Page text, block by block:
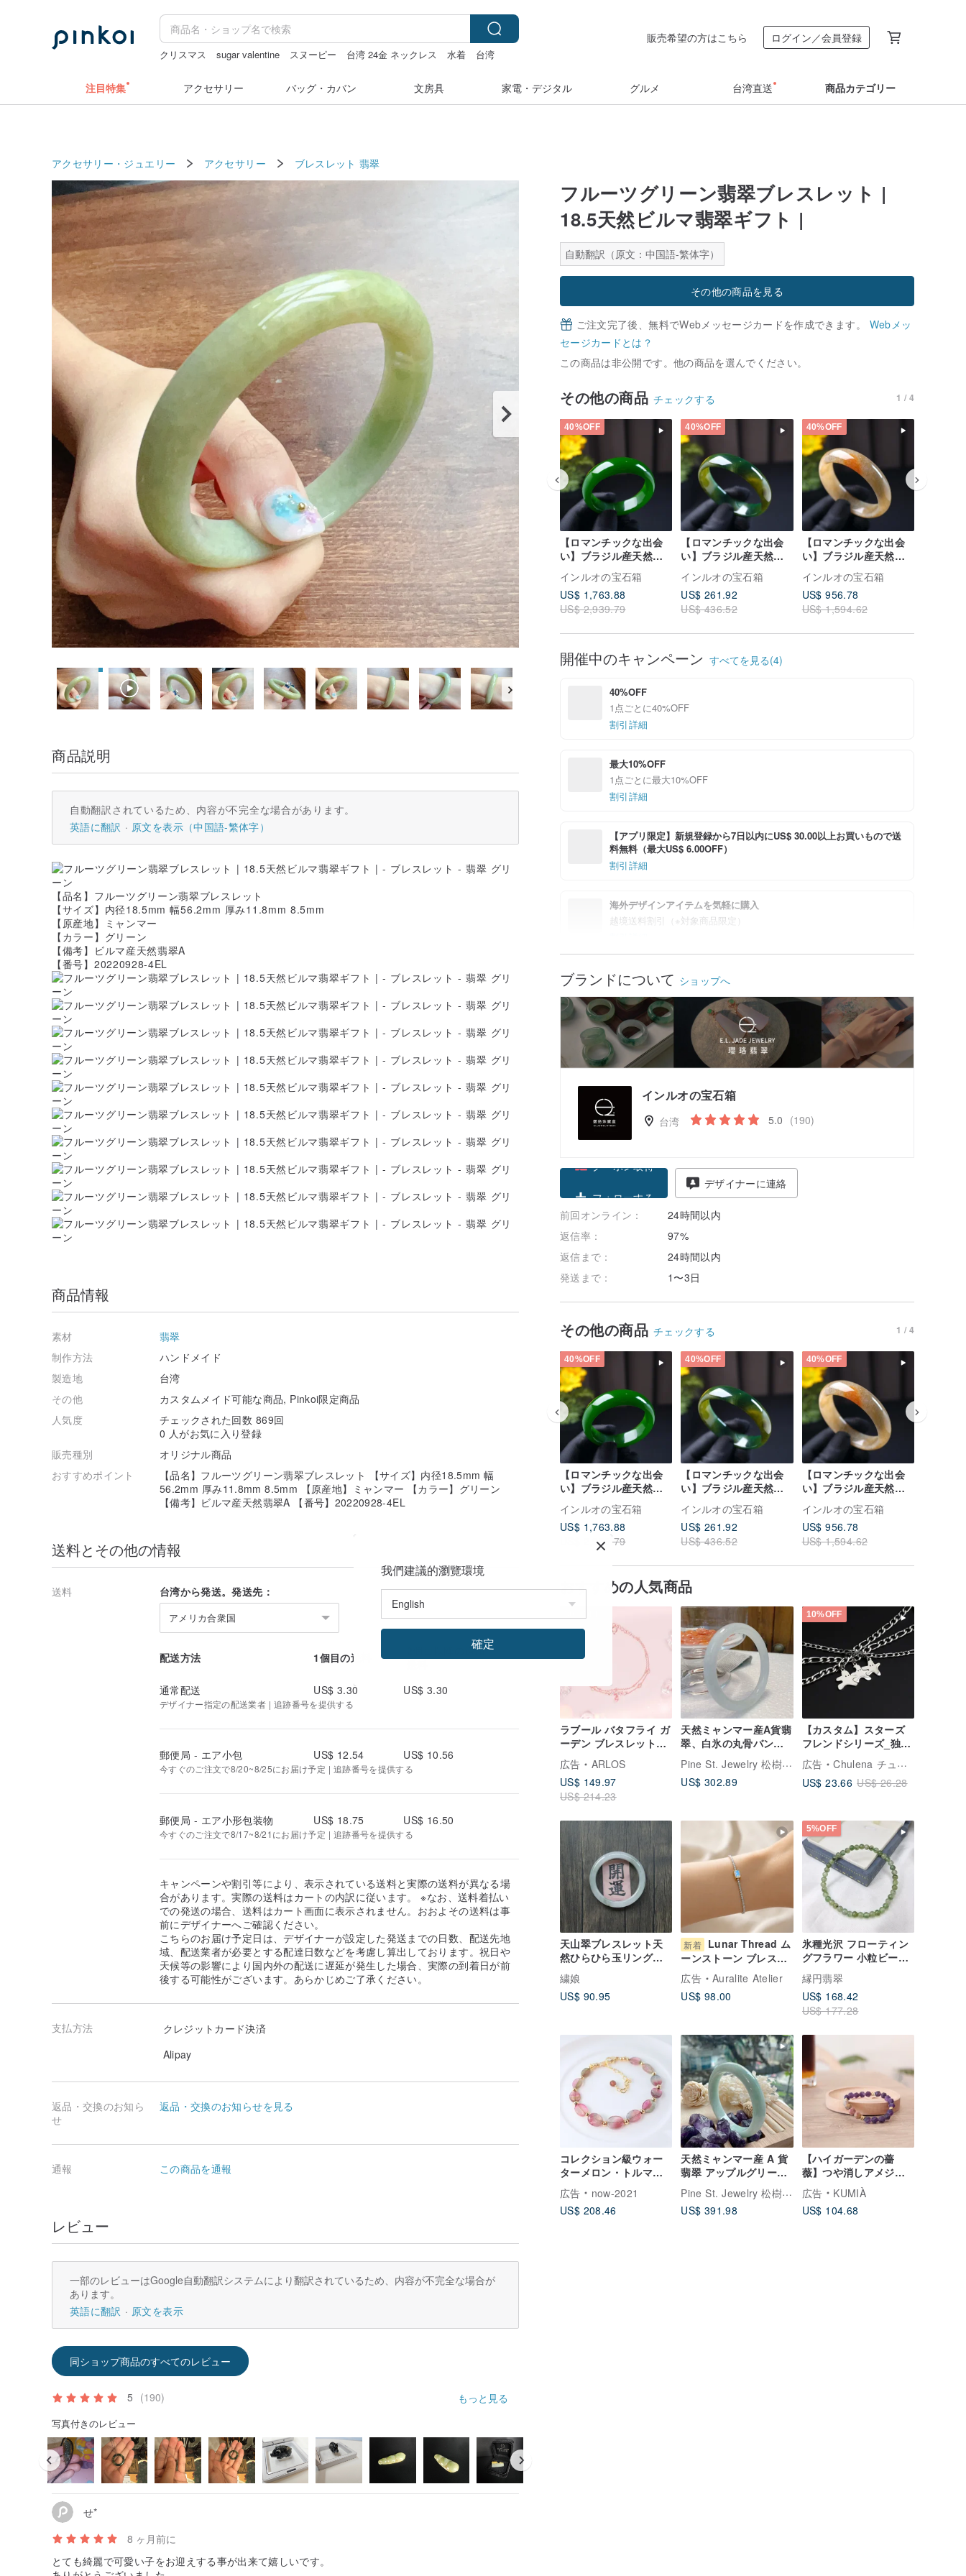
クリスマス sugar valentine スヌーピー 台湾 24金 ネックレス 水着
台湾
販売希望の方はこちら ログイン／会員登録
注目特集 アクセサリー バッグ・カバン 文房具 家電・デジタル グルメ 台湾直送 商品カテゴリー
アクセサリー・ジュエリー アクセサリー ブレスレット 翡翠
フルーツグリーン翡翠ブレスレット |
18.5天然ビルマ翡翠ギフト |
自動翻訳（原文：中国語-繁体字）
その他の商品を見る
ご注文完了後、無料でWebメッセージカードを作成できます。 Webメッ
セージカードとは？
この商品は非公開です。他の商品を選んでください。
その他の商品 チェックする 1 / 4
40%OFF
【ロマンチックな出会
い】ブラジル産天然グ
リーンカルセドニーバ
ングル | 天然カルセド
ニー | ギフト
インルオの宝石箱
US$ 1,763.88
US$ 2,939.79
40%OFF
【ロマンチックな出会
い】ブラジル産天然グ
リーンフローライトカ
ルセドニーバングル |
天然カルセドニー | ギ
フトに
インルオの宝石箱
US$ 261.92
US$ 436.52
40%OFF
【ロマンチックな出会
い】ブラジル産天然イ
エローレッドフローカ
ルセドニーバングル |
天然カルセドニー | ギ
フトに
インルオの宝石箱
US$ 956.78
US$ 1,594.62
開催中のキャンペーン すべてを見る(4)
40%OFF
1点ごとに40%OFF
割引詳細
最大10%OFF
1点ごとに最大10%OFF
割引詳細
【アプリ限定】新規登録から7日以内にUS$ 30.00以上お買いもので送
料無料（最大US$ 6.00OFF）
割引詳細
海外デザインアイテムを気軽に購入
越境送料割引（※対象商品限定）
ブランドについて ショップへ
インルオの宝石箱
台湾 5.0 (190)
フォローする
デザイナーに連絡
前回オンライン：
24時間以内
返信率：
97%
返信まで：
24時間以内
発送まで：
1〜3日
その他の商品 チェックする 1 / 4
40%OFF
【ロマンチックな出会
い】ブラジル産天然グ
リーンカルセドニーバ
ングル | 天然カルセド
ニー | ギフト
インルオの宝石箱
US$ 1,763.88
US$ 2,939.79
40%OFF
【ロマンチックな出会
い】ブラジル産天然グ
リーンフローライトカ
ルセドニーバングル |
天然カルセドニー | ギ
フトに
インルオの宝石箱
US$ 261.92
US$ 436.52
40%OFF
【ロマンチックな出会
い】ブラジル産天然イ
エローレッドフローカ
ルセドニーバングル |
天然カルセドニー | ギ
フトに
インルオの宝石箱
US$ 956.78
US$ 1,594.62
おすすめの人気商品
ラブール バタフライ ガ
ーデン ブレスレット
(ローズゴールド)
広告
ARLOS
US$ 149.97
US$ 214.23
天然ミャンマー産A貨翡
翠、白氷の丸骨バング
ル、美人を彩る翡翠の
腕輪
Pine St. Jewelry 松樹街ファインジュエリー
US$ 302.89
10%OFF
【カスタム】スターズ
フレンドシリーズ_独自
デザインチャーム/組み
合わせ可能ブレスレッ
ト/サージカルステンレ
広告
Chulena チュレナ
US$ 23.66 US$ 26.28
天山翠ブレスレット天
然ひらひら玉リングギ
フトボックスカスタマ
イズ可能
繍娘
US$ 90.95
新着 Lunar Thread ム
ーンストーン ブレスレ
ット | 天然石 925シル
バー
広告
Auralite Atelier
US$ 98.00
5%OFF
氷種光沢 フローティン
グフラワー 小粒ビーズ
ブレスレット | 天然ミ
ャンマー産A貨翡翠
縁円翡翠
US$ 168.42
US$ 177.28
コレクション級ウォー
ターメロン・トルマリ
ンブレスレット 天然バ
イカラートルマリン ピ
ンクとグリーンのグラ
広告
now-2021
US$ 208.46
天然ミャンマー産 A 貨
翡翠 アップルグリーン
福バングル 美しい翡翠
バングル 母の日ギフト
Pine St. Jewelry 松樹街ファインジュエリー
US$ 391.98
【ハイガーデンの薔
薇】つや消しアメジス
ト・ピカソ ジャスパ
ー・腕飾。知恵・イン
スピレーション・楽観
広告
KUMIÀ
US$ 104.68
商品説明
自動翻訳されているため、内容が不完全な場合があります。
英語に翻訳
原文を表示（中国語-繁体字）
【品名】フルーツグリーン翡翠ブレスレット
【サイズ】内径18.5mm 幅56.2mm 厚み11.8mm 8.5mm
【原産地】ミャンマー
【カラー】グリーン
【備考】ビルマ産天然翡翠A
【番号】20220928-4EL
商品情報
素材
翡翠
制作方法
ハンドメイド
製造地
台湾
その他
カスタムメイド可能な商品, Pinkoi限定商品
人気度
チェックされた回数 869回
0 人がお気に入り登録
販売種別
オリジナル商品
おすすめポイント
【品名】フルーツグリーン翡翠ブレスレット 【サイズ】内径18.5mm 幅
56.2mm 厚み11.8mm 8.5mm 【原産地】ミャンマー 【カラー】グリーン
【備考】ビルマ産天然翡翠A 【番号】20220928-4EL
送料とその他の情報
送料 台湾から発送。発送先：
アメリカ合衆国
配送方法 1個目の送料
2個目以降の追加
通常配送
US$ 3.30 US$ 3.30
デザイナー指定の配送業者 | 追跡番号を提供する
郵便局 - エア小包 US$ 12.54 US$ 10.56
今すぐのご注文で8/20~8/25にお届け予定 | 追跡番号を提供する
郵便局 - エア小形包装物 US$ 18.75 US$ 16.50
今すぐのご注文で8/17~8/21にお届け予定 | 追跡番号を提供する
キャンペーンや割引等により、表示されている送料と実際の送料が異なる場
合があります。実際の送料はカートの内訳に従います。 ※なお、送料着払い
での発送の場合、送料はカート画面に表示されません。おおよその送料は事
前にデザイナーへご確認ください。
こちらのお届け予定日は、デザイナーが設定した発送までの日数、配送先地
域、配送業者が必要とする配達日数などを考慮し算出しております。祝日や
天候等の影響により国内外の配送に遅延が発生した場合、実際の到着日が前
後する可能性がございます。あらかじめご了承ください。
支払方法
クレジットカード決済
Alipay
返品・交換のお知ら
せ
返品・交換のお知らせを見る
通報 この商品を通報
レビュー
一部のレビューはGoogle自動翻訳システムにより翻訳されているため、内容が不完全な場合が
あります。
英語に翻訳
原文を表示
同ショップ商品のすべてのレビュー
5 (190) もっと見る
写真付きのレビュー
せ*
8 ヶ月前に
とても綺麗で可愛い子をお迎えする事が出来て嬉しいです。
我們建議的瀏覽環境
確定